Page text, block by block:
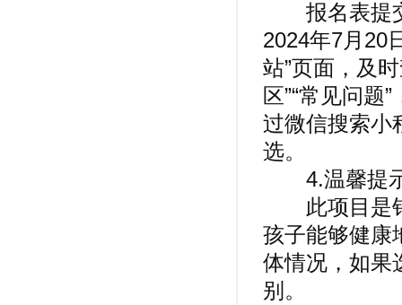
报名表提交
2024年7月20
站”页面，及
区”“常见问题
过微信搜索小
选。
4.温馨提
此项目是针
孩子能够健康
体情况，如果
别。